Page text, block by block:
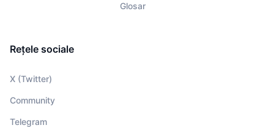
Glosar
Rețele sociale
X (Twitter)
Community
Telegram